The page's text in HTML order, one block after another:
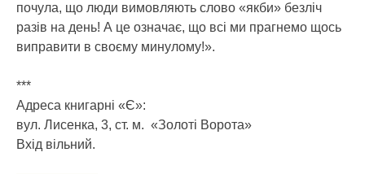
почула, що люди вимовляють слово «якби» безліч
разів на день! А це означає, що всі ми прагнемо щось
виправити в своєму минулому!».
***
Адреса книгарні «Є»:
вул. Лисенка, 3, ст. м. «Золоті Ворота»
Вхід вільний.